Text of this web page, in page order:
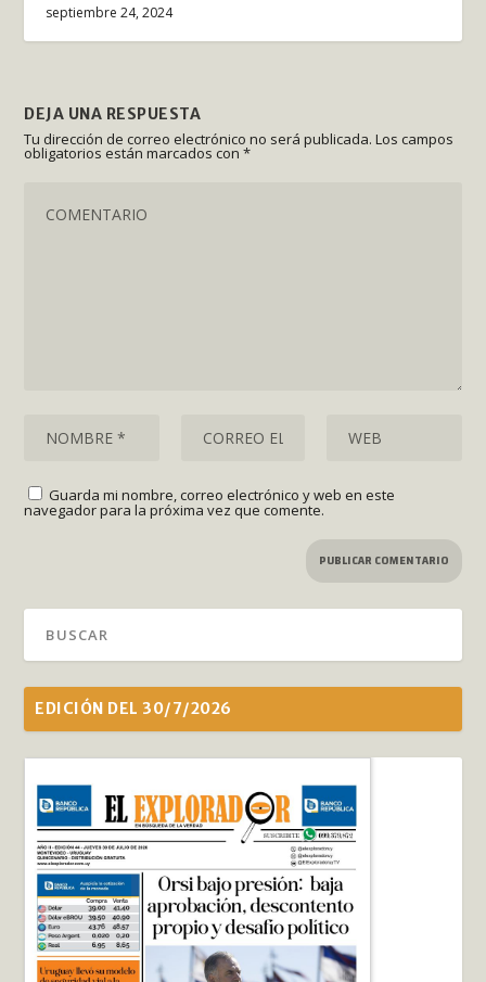
septiembre 24, 2024
DEJA UNA RESPUESTA
Tu dirección de correo electrónico no será publicada. Los campos
obligatorios están marcados con*
Guarda mi nombre, correo electrónico y web en este
navegador para la próxima vez que comente.
EDICIÓN DEL 30/7/2026